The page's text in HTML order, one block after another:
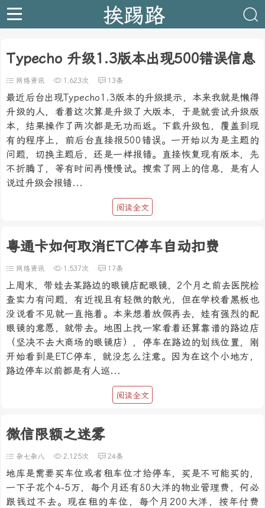
挨踢路
Typecho 升级1.3版本出现500错误信息
网络资讯 1,623次 13条
最近后台出现Typecho1.3版本的升级提示，本来我就是懒得
升级的人，看着这次算是升级了大版本，于是就尝试升级版
本，结果操作了两次都是无功而返。下载升级包，覆盖到现
有的程序上，前后台直接报500错误。一开始以为是主题的
问题，切换主题后，还是一样报错。直接恢复现有版本，先
不折腾了，等有时间再慢慢试。搜索了网上的信息，是有人
说过升级会报错...
阅读全文
粤通卡如何取消ETC停车自动扣费
网络资讯 1,537次 17条
上周末，带娃去某路边的眼镜店配眼镜，2个月之前去医院检
查实力有问题，有近视且有轻微的散光，但在学校看黑板也
没说看不见就一直拖着。本来想着放假再去，娃有强烈的配
眼镜的意愿，就带去。地图上找一家看着还算靠谱的路边店
（坚决不去大商场的眼镜店），停车在路边的划线位置，刚
开始看到是ETC停车，就没怎么注意。因为在这个小地方，
路边停车以前都是有人巡...
阅读全文
微信限额之迷雾
杂七杂八 2,125次 24条
地库是需要买车位或者租车位才给停车，买是不可能买的，
一下子花个4-5万，每个月还有80大洋的物业管理费，何必
跟钱过不去。现在租的车位，每个月200大洋，按年付费